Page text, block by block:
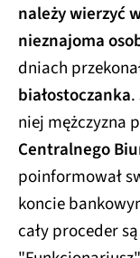
należy wierzyć
nieznajoma
dniach
białostoczanka.
niej mężczyzna
Centralnego
poinformował
koncie
cały proceder